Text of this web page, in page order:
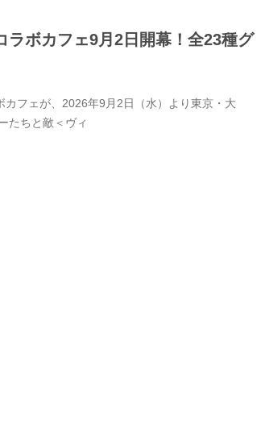
ボカフェ9月2日開幕！全23種グ
フェが、2026年9月2日（水）より東京・大
たちと敵＜ヴィ